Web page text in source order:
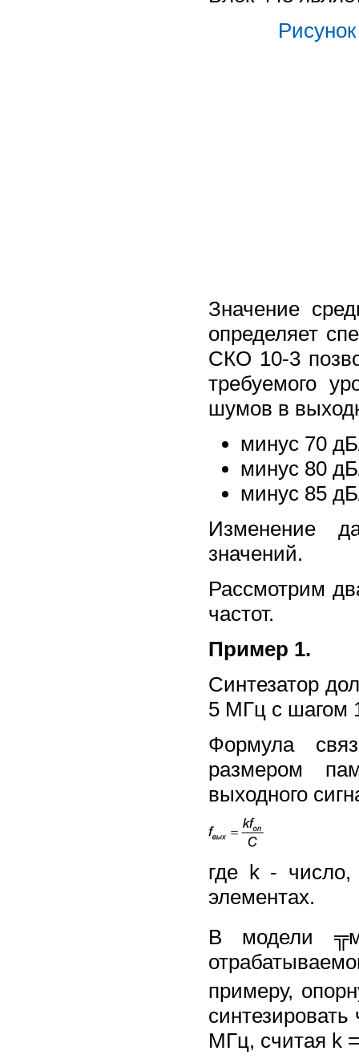
Значение
определяет
СКО 10-3
требуемого
шумов в
минус 70
минус 80
минус 85
Изменение
значений.
Рассмотрим
частот.
Пример 1.
Синтезатор
5 МГц с шагом
Формула
размером
выходного
где k -
элементах.
В модели
примеру,
МГц, считая k